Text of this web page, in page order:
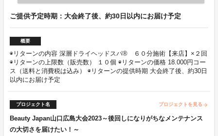
ご提供予定時期：大会終了後、約30日以内にお届け予定
概要
◉リターンの内容 深層ドライヘッドスパ®︎ ６０分施術【来店】×２回
◉リターンの上限数（販売数） １０個 ◉リターンの価格 18.000円コー
ス（送料と消費税は込み） ◉リターンの提供時期 大会終了後、約30日
以内にお届け予定
プロジェクト名 プロジェクトを見る arrow_forward
Beauty Japan山口広島大会2023～後回しになりがちなメンテナンス
の大切さを届けたい！～